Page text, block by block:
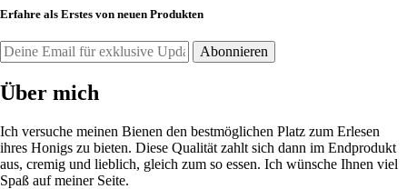
Erfahre als Erstes von neuen Produkten
Über mich
Ich versuche meinen Bienen den bestmöglichen Platz zum Erlesen
ihres Honigs zu bieten. Diese Qualität zahlt sich dann im Endprodukt
aus, cremig und lieblich, gleich zum so essen. Ich wünsche Ihnen viel
Spaß auf meiner Seite.